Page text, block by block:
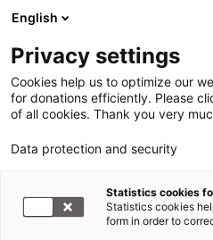
English
Privacy settings
Cookies help us to optimize our
for donations efficiently. Please
of all cookies. Thank you very
Data protection and security
Statistics cookies
Statistics cookies
form in order to